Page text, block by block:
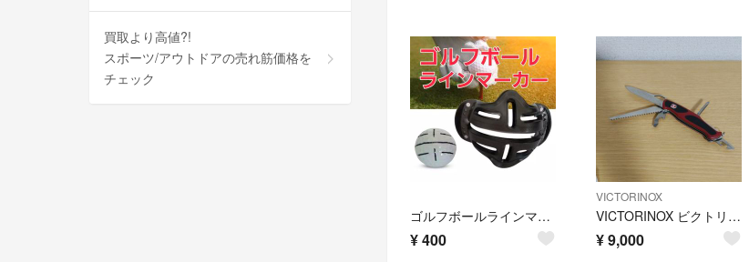
ゴルフボールラインマーカー
¥400
VICTORINOX
VICTORINOX ビクトリノックス レンジャーグリップ78 0.9663.MC
¥9,000
買取より高値?!
スポーツ/アウトドアの売れ筋価格を
チェック